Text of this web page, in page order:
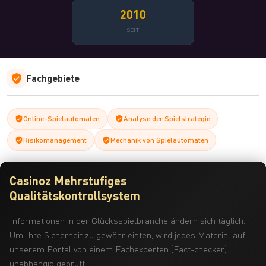
2010
SEIT
Fachgebiete
Online-Spielautomaten Analyse der Spielstrategie
Risikomanagement Mechanik von Spielautomaten
Casinoz Mehrstufiges
Qualitätskontrollsystem
Informationen in der Glücksspielbranche ändern sich täglich.
Um Ihre Sicherheit zu gewährleisten, wird jedes Material auf
unserem Portal von einem Fachexperten (Fact-checker)
unabhängig geprüft.